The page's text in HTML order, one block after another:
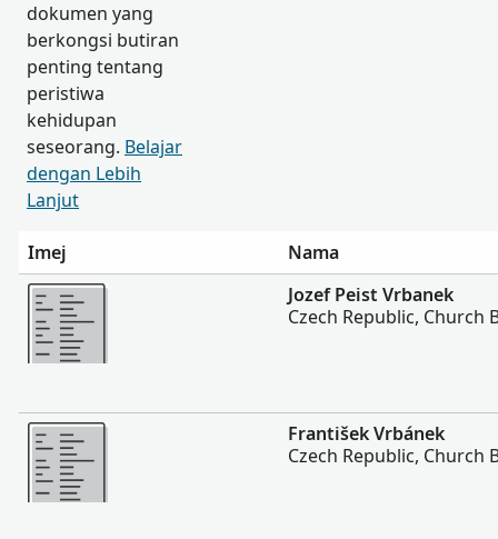
dokumen yang
berkongsi butiran
penting tentang
peristiwa
kehidupan
seseorang. Belajar
dengan Lebih
Lanjut
Imej
Nama
Lebih
Jozef Peist Vrbanek
Czech Republic, Church
Lebih
František Vrbánek
Czech Republic, Church